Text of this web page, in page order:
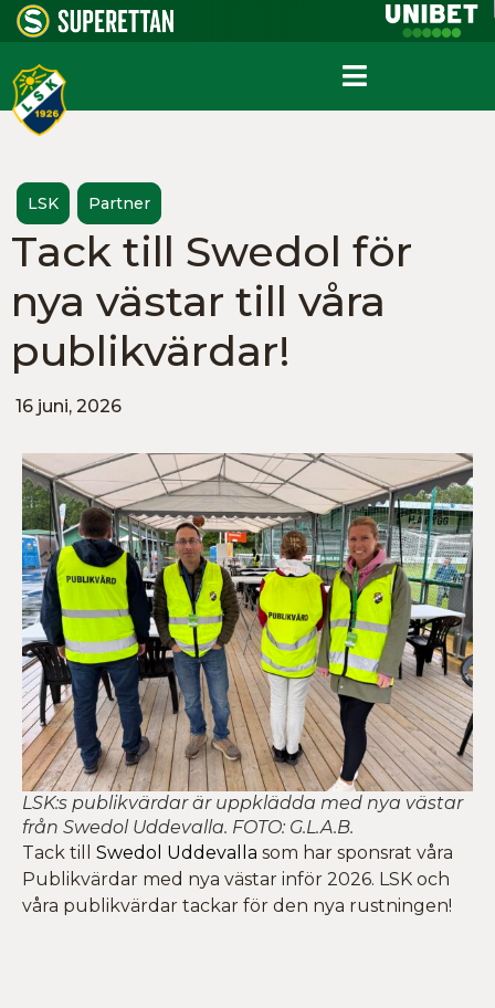
LSK Partner
Tack till Swedol för
nya västar till våra
publikvärdar!
16 juni, 2026
LSK:s publikvärdar är uppklädda med nya västar
från Swedol Uddevalla. FOTO: G.L.A.B.
Tack till Swedol Uddevalla som har sponsrat våra
Publikvärdar med nya västar inför 2026. LSK och
våra publikvärdar tackar för den nya rustningen!